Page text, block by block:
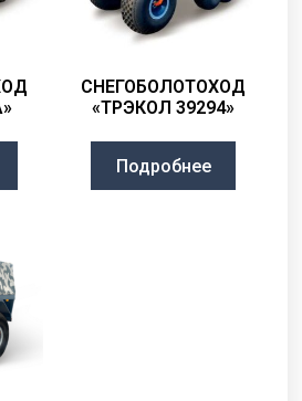
СНЕГОБОЛОТОХОД
«ТРЭКОЛ 39294»
Подробнее